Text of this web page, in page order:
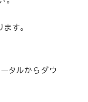
す。
タルからダウ